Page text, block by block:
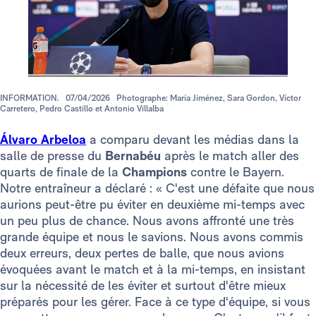
INFORMATION. 07/04/2026
Photographe: María Jiménez, Sara Gordon, Víctor
Carretero, Pedro Castillo et Antonio Villalba
Álvaro Arbeloa a comparu devant les médias dans la
salle de presse du Bernabéu après le match aller des
quarts de finale de la Champions contre le Bayern.
Notre entraîneur a déclaré : « C'est une défaite que nous
aurions peut-être pu éviter en deuxième mi-temps avec
un peu plus de chance. Nous avons affronté une très
grande équipe et nous le savions. Nous avons commis
deux erreurs, deux pertes de balle, que nous avions
évoquées avant le match et à la mi-temps, en insistant
sur la nécessité de les éviter et surtout d'être mieux
préparés pour les gérer. Face à ce type d'équipe, si vous